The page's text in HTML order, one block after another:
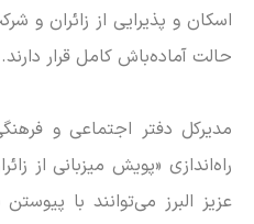
اسکان و پذیرایی از زائران و
حالت آماده‌باش کامل قرار دارند.
مدیرکل دفتر اجتماعی و
راه‌اندازی «پویش میزبانی از
عزیز البرز می‌توانند با